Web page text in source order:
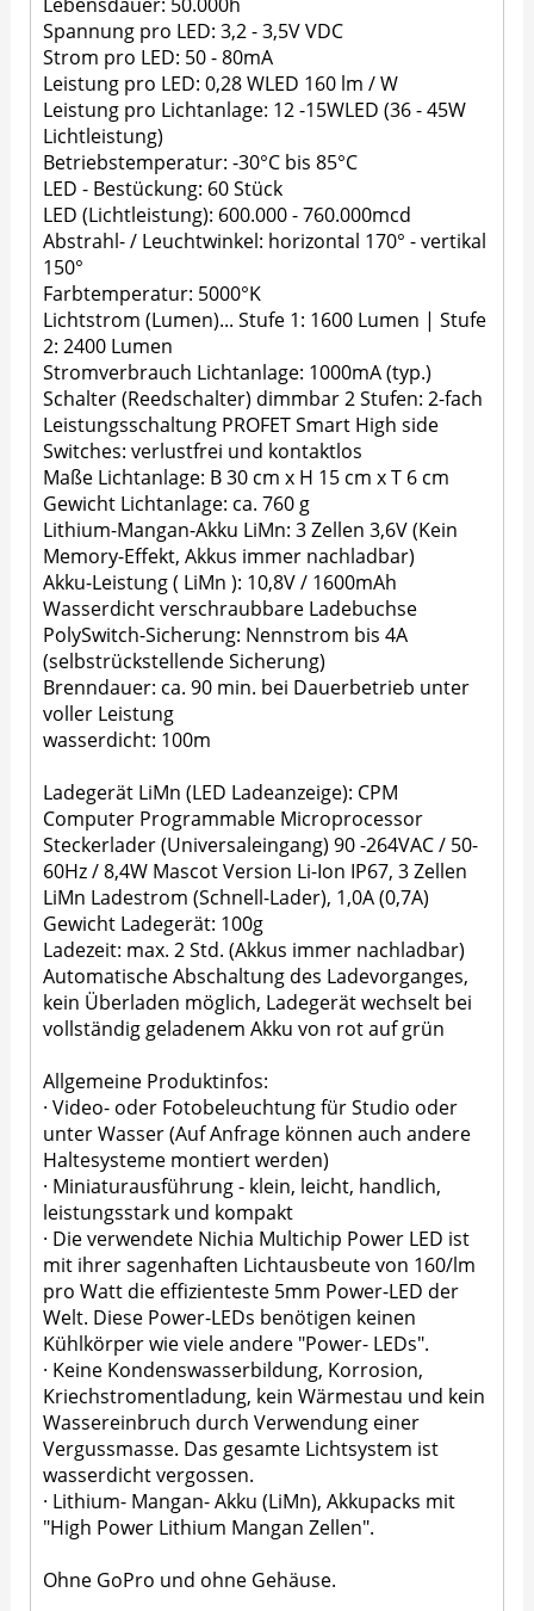
Spannung pro LED: 3,2 - 3,5V VDC
Strom pro LED: 50 - 80mA
Leistung pro LED: 0,28 WLED 160 lm / W
Leistung pro Lichtanlage: 12 -15WLED (36 - 45W
Lichtleistung)
Betriebstemperatur: -30°C bis 85°C
LED - Bestückung: 60 Stück
LED (Lichtleistung): 600.000 - 760.000mcd
Abstrahl- / Leuchtwinkel: horizontal 170° - vertikal
150°
Farbtemperatur: 5000°K
Lichtstrom (Lumen)... Stufe 1: 1600 Lumen | Stufe
2: 2400 Lumen
Stromverbrauch Lichtanlage: 1000mA (typ.)
Schalter (Reedschalter) dimmbar 2 Stufen: 2-fach
Leistungsschaltung PROFET Smart High side
Switches: verlustfrei und kontaktlos
Maße Lichtanlage: B 30 cm x H 15 cm x T 6 cm
Gewicht Lichtanlage: ca. 760 g
Lithium-Mangan-Akku LiMn: 3 Zellen 3,6V (Kein
Memory-Effekt, Akkus immer nachladbar)
Akku-Leistung ( LiMn ): 10,8V / 1600mAh
Wasserdicht verschraubbare Ladebuchse
PolySwitch-Sicherung: Nennstrom bis 4A
(selbstrückstellende Sicherung)
Brenndauer: ca. 90 min. bei Dauerbetrieb unter
voller Leistung
wasserdicht: 100m
Ladegerät LiMn (LED Ladeanzeige): CPM
Computer Programmable Microprocessor
Steckerlader (Universaleingang) 90 -264VAC / 50-
60Hz / 8,4W Mascot Version Li-Ion IP67, 3 Zellen
LiMn Ladestrom (Schnell-Lader), 1,0A (0,7A)
Gewicht Ladegerät: 100g
Ladezeit: max. 2 Std. (Akkus immer nachladbar)
Automatische Abschaltung des Ladevorganges,
kein Überladen möglich, Ladegerät wechselt bei
vollständig geladenem Akku von rot auf grün
Allgemeine Produktinfos:
· Video- oder Fotobeleuchtung für Studio oder
unter Wasser (Auf Anfrage können auch andere
Haltesysteme montiert werden)
· Miniaturausführung - klein, leicht, handlich,
leistungsstark und kompakt
· Die verwendete Nichia Multichip Power LED ist
mit ihrer sagenhaften Lichtausbeute von 160/lm
pro Watt die effizienteste 5mm Power-LED der
Welt. Diese Power-LEDs benötigen keinen
Kühlkörper wie viele andere "Power- LEDs".
· Keine Kondenswasserbildung, Korrosion,
Kriechstromentladung, kein Wärmestau und kein
Wassereinbruch durch Verwendung einer
Vergussmasse. Das gesamte Lichtsystem ist
wasserdicht vergossen.
· Lithium- Mangan- Akku (LiMn), Akkupacks mit
"High Power Lithium Mangan Zellen".
Ohne GoPro und ohne Gehäuse.